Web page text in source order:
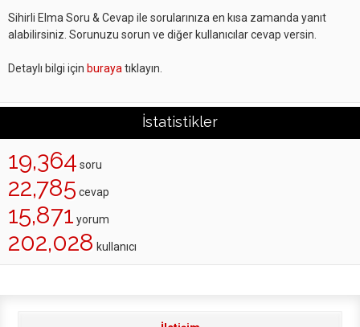
Sihirli Elma Soru & Cevap ile sorularınıza en kısa zamanda yanıt
alabilirsiniz. Sorunuzu sorun ve diğer kullanıcılar cevap versin.
Detaylı bilgi için buraya tıklayın.
İstatistikler
19,364 soru
22,785 cevap
15,871 yorum
202,028 kullanıcı